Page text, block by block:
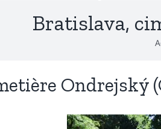
Bratislava,
Ondrejský